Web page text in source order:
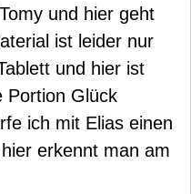
und hier geht
ist leider nur
und hier ist
Portion Glück
ich mit Elias einen
erkennt man am